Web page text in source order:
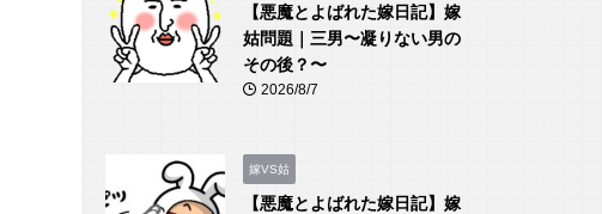
【悪魔とよばれた嫁日記】嫁
姑問題｜三男〜凝りない男の
その後？〜
2026/8/7
嫁VS姑
【悪魔とよばれた嫁日記】嫁